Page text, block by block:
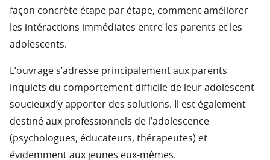
façon concrète étape par étape, comment améliorer
les intéractions immédiates entre les parents et les
adolescents.
L’ouvrage s’adresse principalement aux parents
inquiets du comportement difficile de leur adolescent
soucieuxd’y apporter des solutions. Il est également
destiné aux professionnels de l’adolescence
(psychologues, éducateurs, thérapeutes) et
évidemment aux jeunes eux-mêmes.